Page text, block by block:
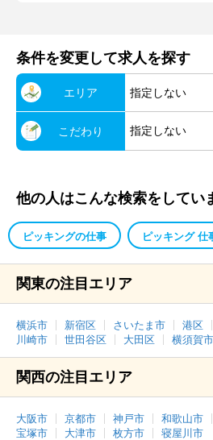
条件を変更して求人を探す
エリア 指定しない
こだわり 指定しない
他の人はこんな検索をしてい
ピッキングの仕事 ピッキング 仕
関東の注目エリア
横浜市 新宿区 さいたま市 港区
川崎市
世田谷区 大田区 横須賀市
関西の注目エリア
大阪市 京都市 神戸市 和歌山市
宝塚市
大津市 枚方市 寝屋川市